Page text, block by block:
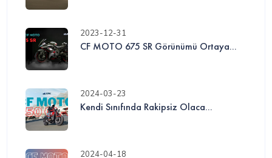
2023-12-31
CF MOTO 675 SR Görünümü Ortaya...
2024-03-23
Kendi Sınıfında Rakipsiz Olaca...
2024-04-18